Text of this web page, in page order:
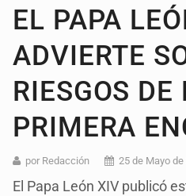
EL PAPA
ADVIERTE
RIESGOS
PRIMERA
por Redacción 25 de Mayo de
El Papa León XIV publicó